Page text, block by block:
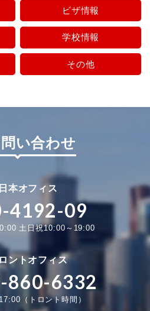
ビザ情報
学校情報
その他
い合わせ
日本オフィス
4192-09
土日祝10:00～19:00
ントオフィス
860-6332
（トロント時間）